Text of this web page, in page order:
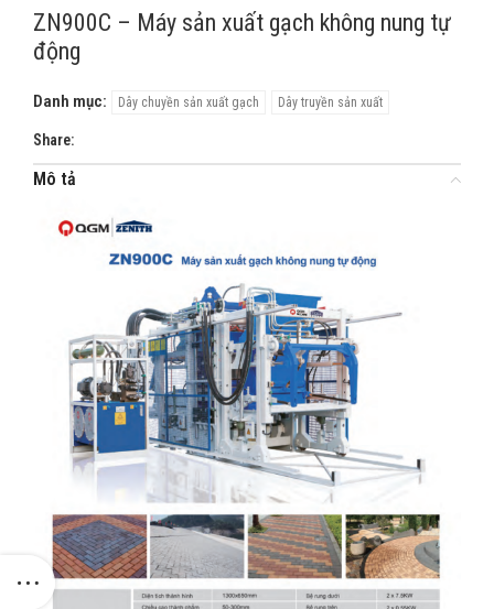
ZN900C – Máy sản xuất gạch không nung tự
động
Danh mục: Dây chuyền sản xuất gạch Dây truyền sản xuất
Share:
Mô tả